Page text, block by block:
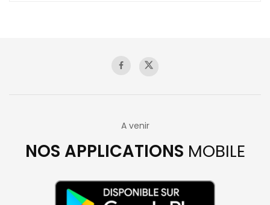
A venir
NOS APPLICATIONS MOBILE